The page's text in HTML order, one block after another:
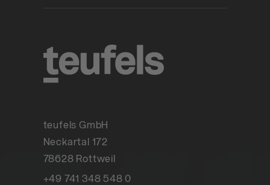
teufels GmbH
Neckartal 172
78628 Rottweil
+49 741 348 548 0